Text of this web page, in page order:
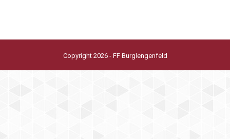
Copyright 2026 - FF Burglengenfeld